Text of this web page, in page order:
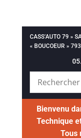
CASS’AUTO 79 »
« BOUCOEUR »
Bienvenu
Technique
Tous